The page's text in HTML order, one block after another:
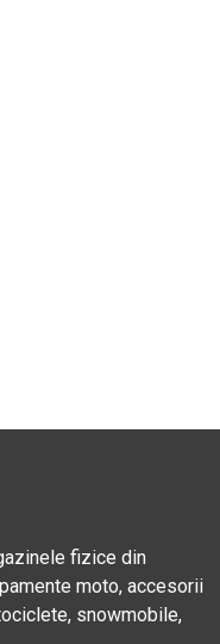
fizice din
moto, accesorii
snowmobile,